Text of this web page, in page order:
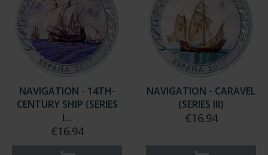
NAVIGATION - 14TH-
CENTURY SHIP (SERIES
I...
€16.94
NAVIGATION - CARAVEL
(SERIES III)
€16.94